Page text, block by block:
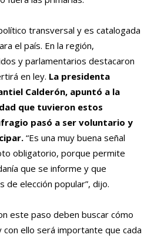
transversal y es catalogada
el país. En la región,
y parlamentarios destacaron
en ley. La presidenta
Calderón, apuntó a la
que tuvieron estos
pasó a ser voluntario y
“Es una muy buena señal
obligatorio, porque permite
que se informe y que
de elección popular”, dijo.
este paso deben buscar cómo
ello será importante que cada